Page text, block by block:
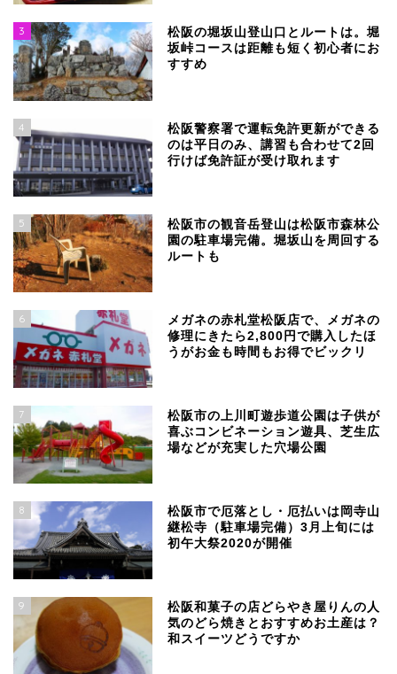
3
松阪の堀坂山登山口とルートは。堀
坂峠コースは距離も短く初心者にお
すすめ
4
松阪警察署で運転免許更新ができる
のは平日のみ、講習も合わせて2回
行けば免許証が受け取れます
5
松阪市の観音岳登山は松阪市森林公
園の駐車場完備。堀坂山を周回する
ルートも
6
メガネの赤札堂松阪店で、メガネの
修理にきたら2,800円で購入したほ
うがお金も時間もお得でビックリ
7
松阪市の上川町遊歩道公園は子供が
喜ぶコンビネーション遊具、芝生広
場などが充実した穴場公園
8
松阪市で厄落とし・厄払いは岡寺山
継松寺（駐車場完備）3月上旬には
初午大祭2020が開催
9
松阪和菓子の店どらやき屋りんの人
気のどら焼きとおすすめお土産は？
和スイーツどうですか